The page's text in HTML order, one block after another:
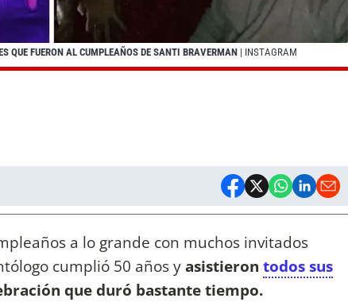
QUE FUERON AL CUMPLEAÑOS DE SANTI BRAVERMAN | INSTAGRAM
a lo grande con muchos invitados
cumplió 50 años yasistieron todos sus
que duró bastante tiempo.